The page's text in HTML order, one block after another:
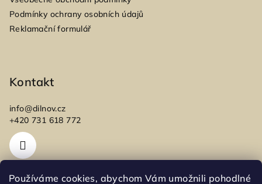
Používáme cookies, abychom Vám umožnili pohodlné
Podmínky ochrany osobních údajů
Reklamační formulář
Kontakt
info@dilnov.cz
+420 731 618 772